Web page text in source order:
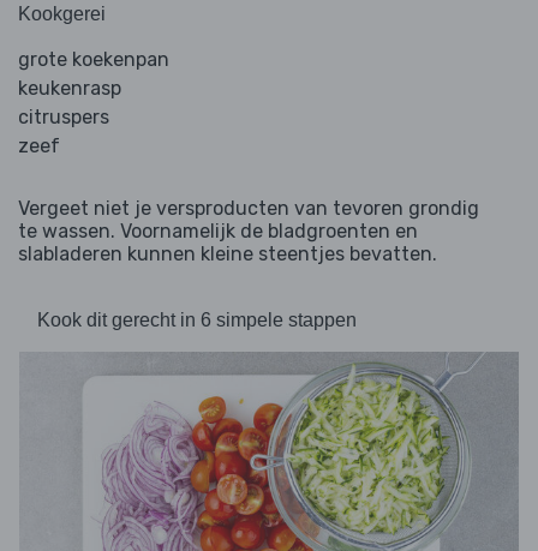
Kookgerei
grote koekenpan
keukenrasp
citruspers
zeef
Vergeet niet je versproducten van tevoren grondig
te wassen. Voornamelijk de bladgroenten en
slabladeren kunnen kleine steentjes bevatten.
Kook dit gerecht in 6 simpele stappen